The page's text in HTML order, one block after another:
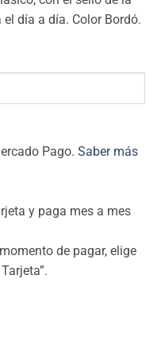
día a día. Color Bordó.
Pago. Saber más
y paga mes a mes
de pagar, elige